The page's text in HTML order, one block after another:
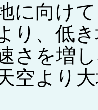
に向けて
り、低
さを増
空より